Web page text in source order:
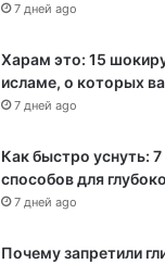
7 дней ago
Харам это: 15
исламе, о которых
7 дней ago
Как быстро уснуть:
способов для
7 дней ago
Почему запретили